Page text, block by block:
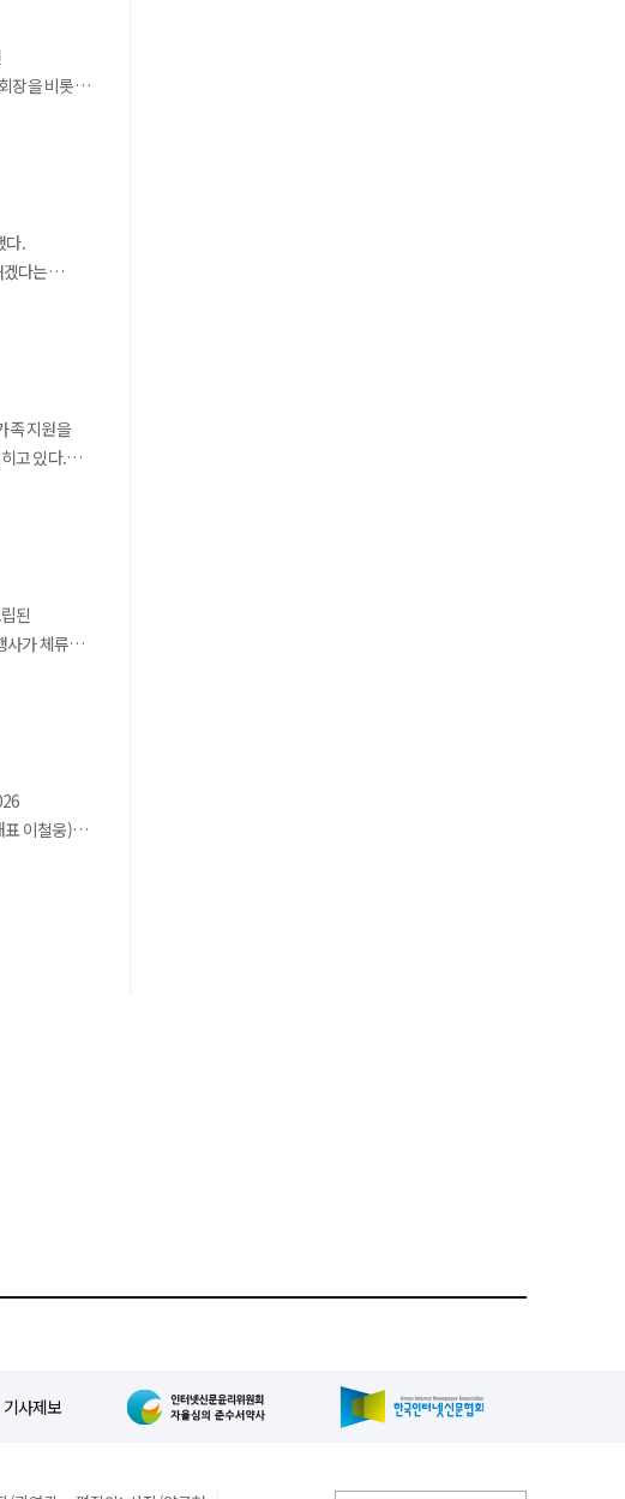
혜택으로
는 조치다.
밝혔다.
뒤 다음
을 넘어
광객 수요를
가 플랫폼
할 추억을
시길
을
화되면서
여행
는
혜택 중심
랫폼
핵심
험을
장대익
신부는
"조합의 한
걸어갈 수
제작사와
한민국 산업
장 교부를
는 무신사
을 높이고
다.
다는
험을
장 확장을
험을 쌓은
총괄하는
용한다. 각
성이
객들에게
족 지원을
고 있다.
원 내용은
회복 여가
늘었다.
으로 삼는
기부보다
은 이런
룹이 보유한
확장하는
있다”며
된
사가 체류비
명에
일 전원
관상 고객
을 떠안는
떤
치 및 티켓
자사
기사제보